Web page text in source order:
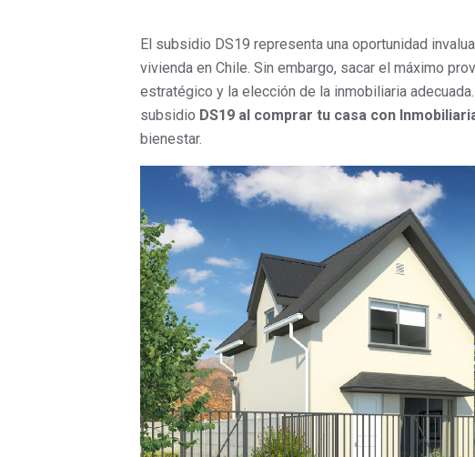
El subsidio DS19 representa una oportunidad
vivienda en Chile. Sin embargo, sacar el máximo
estratégico y la elección de la inmobiliaria
subsidio DS19 al comprar tu casa con
bienestar.